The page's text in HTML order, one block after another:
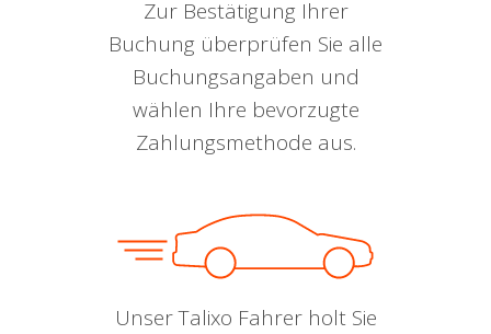
Zur Bestätigung Ihrer
Buchung überprüfen Sie alle
Buchungsangaben und
wählen Ihre bevorzugte
Zahlungsmethode aus.
Unser Talixo Fahrer holt Sie